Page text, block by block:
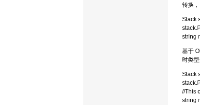
转换
Stack
string
基于
时类
Stack
//This
string